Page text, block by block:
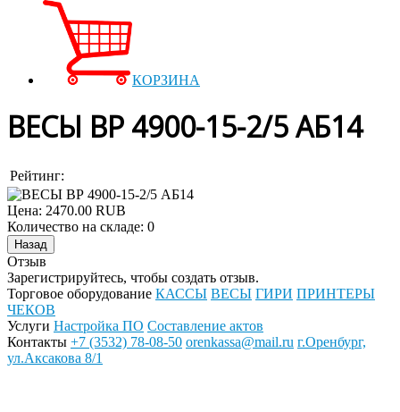
КОРЗИНА
ВЕСЫ ВР 4900-15-2/5 АБ14
Рейтинг:
Цена: 2470.00 RUB
Количество на складе: 0
Отзыв
Зарегистрируйтесь, чтобы создать отзыв.
Торговое оборудование КАССЫ ВЕСЫ ГИРИ ПРИНТЕРЫ
ЧЕКОВ
Услуги Настройка ПО Составление актов
Контакты +7 (3532) 78-08-50 orenkassa@mail.ru г.Оренбург,
ул.Аксакова 8/1